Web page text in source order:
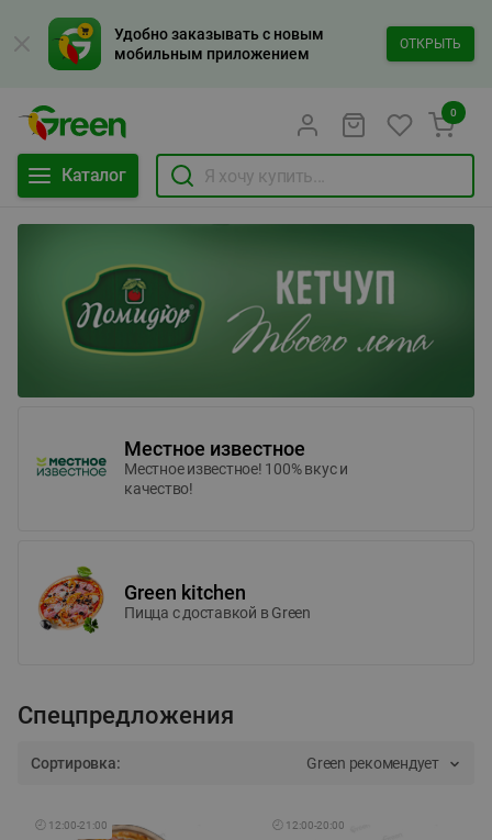
Удобно заказывать с новым
мобильным приложением
ОТКРЫТЬ
Каталог
0
Местное известное
Местное известное! 100% вкус и
качество!
Green kitchen
Пицца c доставкой в Green
Спецпредложения
Сортировка: Green рекомендует
🕘 12:00-21:00 🕘 12:00-20:00